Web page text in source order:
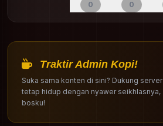
0 0
Traktir Admin Kopi!
Suka sama konten di sini? Dukung server
tetap hidup dengan nyawer seikhlasnya,
bosku!